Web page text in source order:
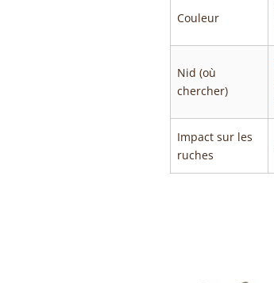
Couleur
Nid (où
chercher)
Impact sur les
ruches